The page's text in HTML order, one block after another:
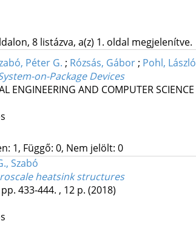
8 listázva, a(z) 1. oldal megjelenítve.
Péter G. ; Rózsás, Gábor; Pohl, László
on-Package Devices
ENGINEERING AND COMPUTER SCIENCE
1, Függő: 0, Nem jelölt: 0
Szabó
heatsink structures
pp. 433-444. , 12 p. (2018)